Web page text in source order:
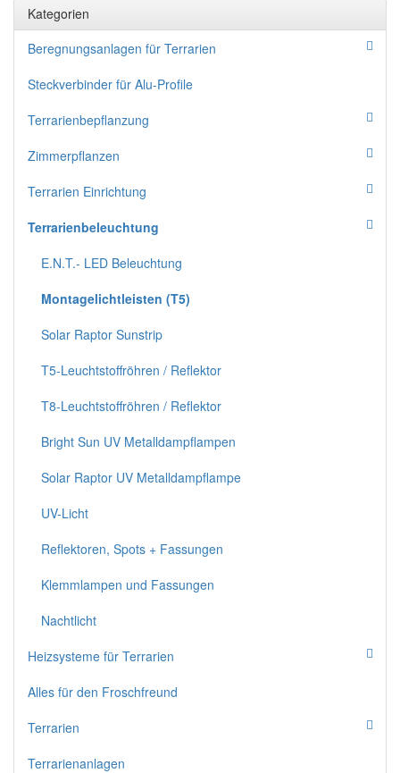
Kategorien
Beregnungsanlagen für Terrarien
Steckverbinder für Alu-Profile
Terrarienbepflanzung
Zimmerpflanzen
Terrarien Einrichtung
Terrarienbeleuchtung
E.N.T.- LED Beleuchtung
Montagelichtleisten (T5)
Solar Raptor Sunstrip
T5-Leuchtstoffröhren / Reflektor
T8-Leuchtstoffröhren / Reflektor
Bright Sun UV Metalldampflampen
Solar Raptor UV Metalldampflampe
UV-Licht
Reflektoren, Spots + Fassungen
Klemmlampen und Fassungen
Nachtlicht
Heizsysteme für Terrarien
Alles für den Froschfreund
Terrarien
Terrarienanlagen